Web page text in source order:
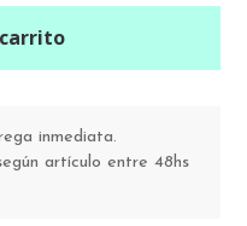
inmediata.
artículo entre 48hs